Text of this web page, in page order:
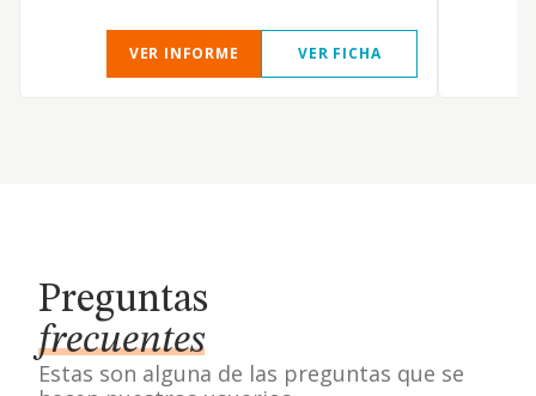
VER INFORME VER FICHA
Preguntas
frecuentes
Estas son alguna de las preguntas que se